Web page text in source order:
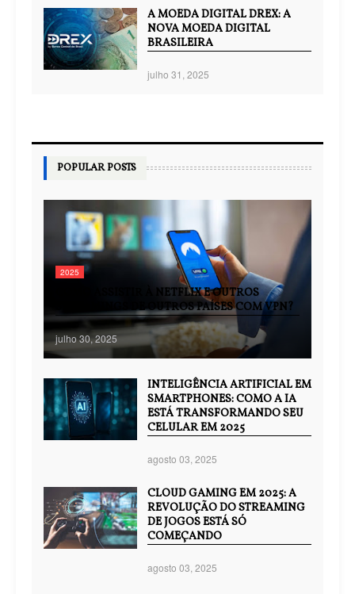
A MOEDA DIGITAL DREX: A
NOVA MOEDA DIGITAL
BRASILEIRA
julho 31, 2025
POPULAR POSTS
2025
COMO ASSISTIR À NETFLIX E OUTROS
STREAMINGS DE OUTROS PAÍSES COM VPN?
julho 30, 2025
INTELIGÊNCIA ARTIFICIAL EM
SMARTPHONES: COMO A IA
ESTÁ TRANSFORMANDO SEU
CELULAR EM 2025
agosto 03, 2025
CLOUD GAMING EM 2025: A
REVOLUÇÃO DO STREAMING
DE JOGOS ESTÁ SÓ
COMEÇANDO
agosto 03, 2025